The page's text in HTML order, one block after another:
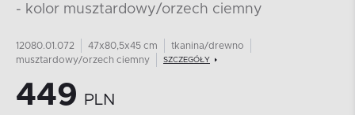
- kolor musztardowy/orzech ciemny
12080.01.072 47x80,5x45 cm
tkanina/drewno
musztardowy/orzech ciemny
SZCZEGÓŁY
449 PLN